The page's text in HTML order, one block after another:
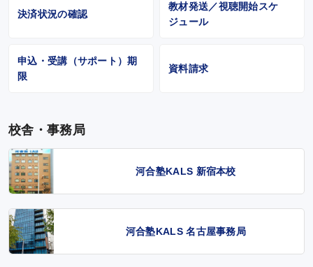
決済状況の確認
教材発送／視聴開始スケ
ジュール
申込・受講（サポート）期
限
資料請求
校舎・事務局
河合塾KALS 新宿本校
河合塾KALS 名古屋事務局